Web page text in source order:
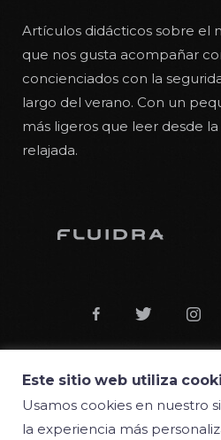
Artículos didácticos sobre el
que nos gusta acompañar
concienciados con la
largo del verano. Con un
más ligeros que leer desde
relajada.
  
© 2018 Manufacturas Gre
Este sitio web utiliza
Usamos cookies en nuestro
la experiencia más